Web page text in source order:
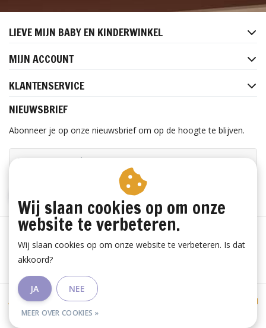
LIEVE MIJN BABY EN KINDERWINKEL
MIJN ACCOUNT
KLANTENSERVICE
NIEUWSBRIEF
Abonneer je op onze nieuwsbrief om op de hoogte te blijven.
Algemene voorwaarden RSS Feed
Wij slaan cookies op om onze
website te verbeteren.
Wij slaan cookies op om onze website te verbeteren. Is dat
akkoord?
JA NEE
MEER OVER COOKIES »